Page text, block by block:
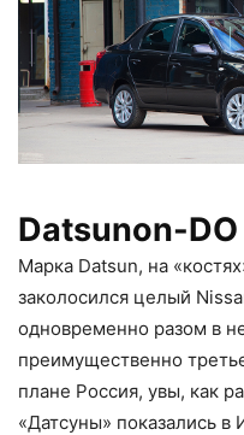
Datsunon-DO
Марка Datsun, на
заколосился целый
одновременно разом в
преимущественно
плане Россия, увы, как
«Датсуны» показались